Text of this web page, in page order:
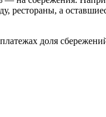
рестораны, а
доля